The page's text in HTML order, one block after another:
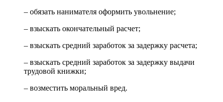
– обязать нанимателя оформить увольнение;
– взыскать окончательный расчет;
– взыскать средний заработок за задержку расчета;
– взыскать средний заработок за задержку выдачи
трудовой книжки;
– возместить моральный вред.